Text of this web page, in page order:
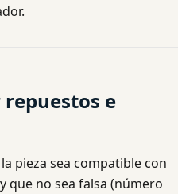
e
pieza sea compatible con
que no sea falsa (número